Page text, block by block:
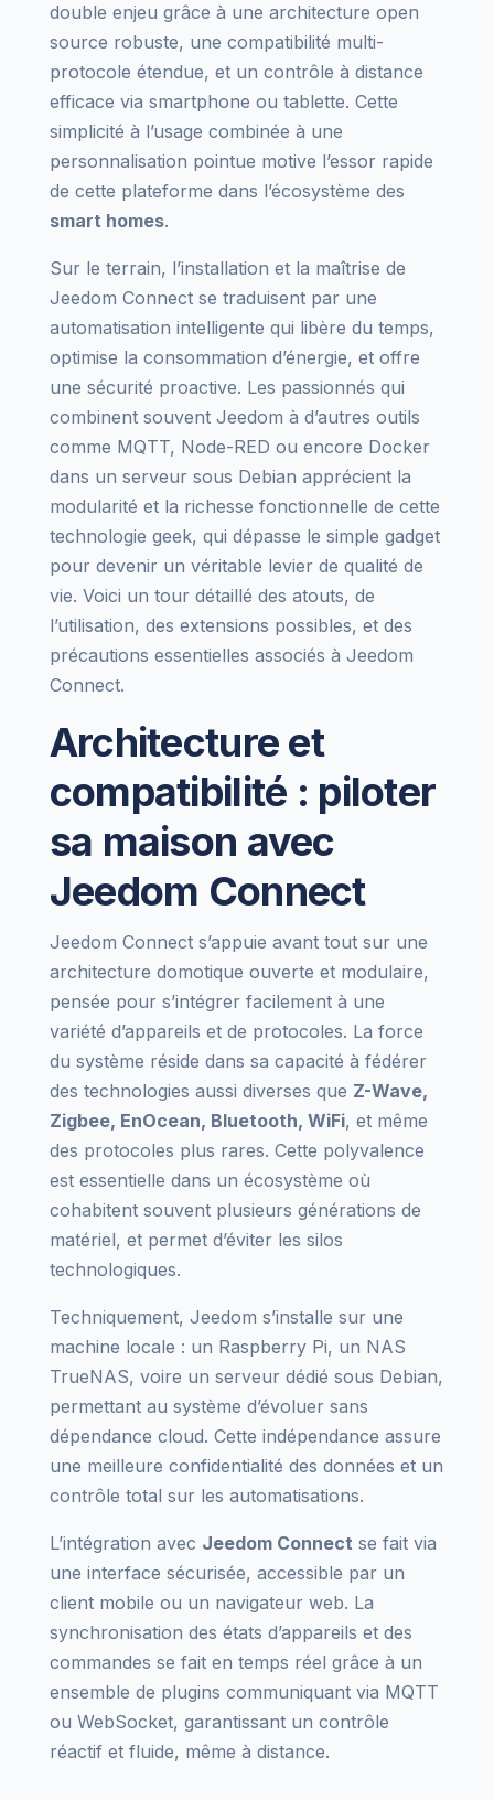
double enjeu grâce à une architecture open
source robuste, une compatibilité multi-
protocole étendue, et un contrôle à distance
efficace via smartphone ou tablette. Cette
simplicité à l’usage combinée à une
personnalisation pointue motive l’essor rapide
de cette plateforme dans l’écosystème des
smart homes.
Sur le terrain, l’installation et la maîtrise de
Jeedom Connect se traduisent par une
automatisation intelligente qui libère du temps,
optimise la consommation d’énergie, et offre
une sécurité proactive. Les passionnés qui
combinent souvent Jeedom à d’autres outils
comme MQTT, Node-RED ou encore Docker
dans un serveur sous Debian apprécient la
modularité et la richesse fonctionnelle de cette
technologie geek, qui dépasse le simple gadget
pour devenir un véritable levier de qualité de
vie. Voici un tour détaillé des atouts, de
l’utilisation, des extensions possibles, et des
précautions essentielles associés à Jeedom
Connect.
Architecture et
compatibilité : piloter
sa maison avec
Jeedom Connect
Jeedom Connect s’appuie avant tout sur une
architecture domotique ouverte et modulaire,
pensée pour s’intégrer facilement à une
variété d’appareils et de protocoles. La force
du système réside dans sa capacité à fédérer
des technologies aussi diverses que Z-Wave,
Zigbee, EnOcean, Bluetooth, WiFi, et même
des protocoles plus rares. Cette polyvalence
est essentielle dans un écosystème où
cohabitent souvent plusieurs générations de
matériel, et permet d’éviter les silos
technologiques.
Techniquement, Jeedom s’installe sur une
machine locale : un Raspberry Pi, un NAS
TrueNAS, voire un serveur dédié sous Debian,
permettant au système d’évoluer sans
dépendance cloud. Cette indépendance assure
une meilleure confidentialité des données et un
contrôle total sur les automatisations.
L’intégration avec Jeedom Connect se fait via
une interface sécurisée, accessible par un
client mobile ou un navigateur web. La
synchronisation des états d’appareils et des
commandes se fait en temps réel grâce à un
ensemble de plugins communiquant via MQTT
ou WebSocket, garantissant un contrôle
réactif et fluide, même à distance.